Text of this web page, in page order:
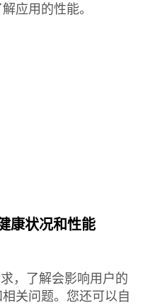
应用的性能。
康状况和性能
，了解会影响用户的
关问题。您还可以自